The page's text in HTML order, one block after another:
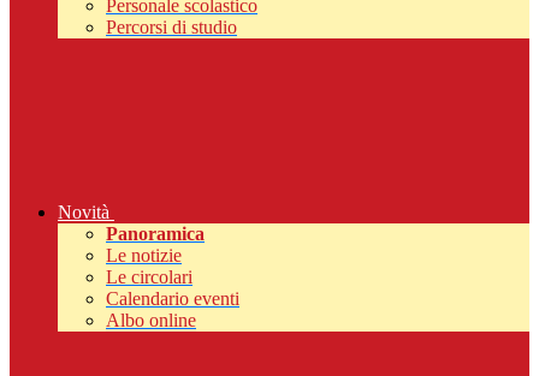
Personale scolastico
Percorsi di studio
Novità
Panoramica
Le notizie
Le circolari
Calendario eventi
Albo online